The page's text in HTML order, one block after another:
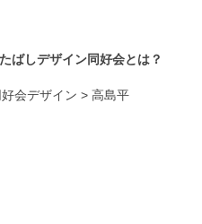
ばしデザイン同好会とは？
会デザイン > 高島平